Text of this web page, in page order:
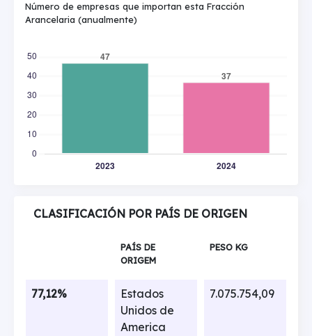
Número de empresas que importan esta Fracción
Arancelaria (anualmente)
CLASIFICACIÓN POR PAÍS DE ORIGEN
PAÍS DE
ORIGEM
PESO KG
77,12%
Estados
Unidos de
America
7.075.754,09